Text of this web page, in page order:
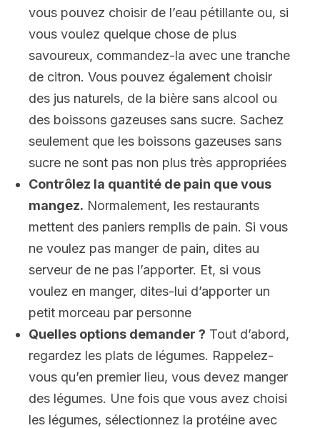
vous pouvez choisir de l’eau pétillante ou, si
vous voulez quelque chose de plus
savoureux, commandez-la avec une tranche
de citron. Vous pouvez également choisir
des jus naturels, de la bière sans alcool ou
des boissons gazeuses sans sucre. Sachez
seulement que les boissons gazeuses sans
sucre ne sont pas non plus très appropriées
Contrôlez la quantité de pain que vous
mangez. Normalement, les restaurants
mettent des paniers remplis de pain. Si vous
ne voulez pas manger de pain, dites au
serveur de ne pas l’apporter. Et, si vous
voulez en manger, dites-lui d’apporter un
petit morceau par personne
Quelles options demander ? Tout d’abord,
regardez les plats de légumes. Rappelez-
vous qu’en premier lieu, vous devez manger
des légumes. Une fois que vous avez choisi
les légumes, sélectionnez la protéine avec